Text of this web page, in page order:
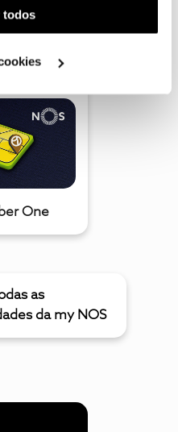
Pode gerir a
em "Configurar
todos
One
as
da my NOS